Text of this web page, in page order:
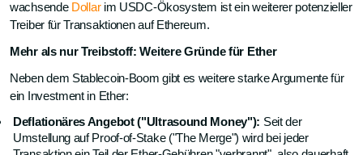
wachsende Dollarim USDC-Ökosystem ist ein weiterer potenzieller
Treiber für Transaktionen auf Ethereum.
Mehr als nur Treibstoff: Weitere Gründe für Ether
Neben dem Stablecoin-Boom gibt es weitere starke Argumente für
ein Investment in Ether:
Deflationäres Angebot ("Ultrasound Money"): Seit der
Umstellung auf Proof-of-Stake ("The Merge") wird bei jeder